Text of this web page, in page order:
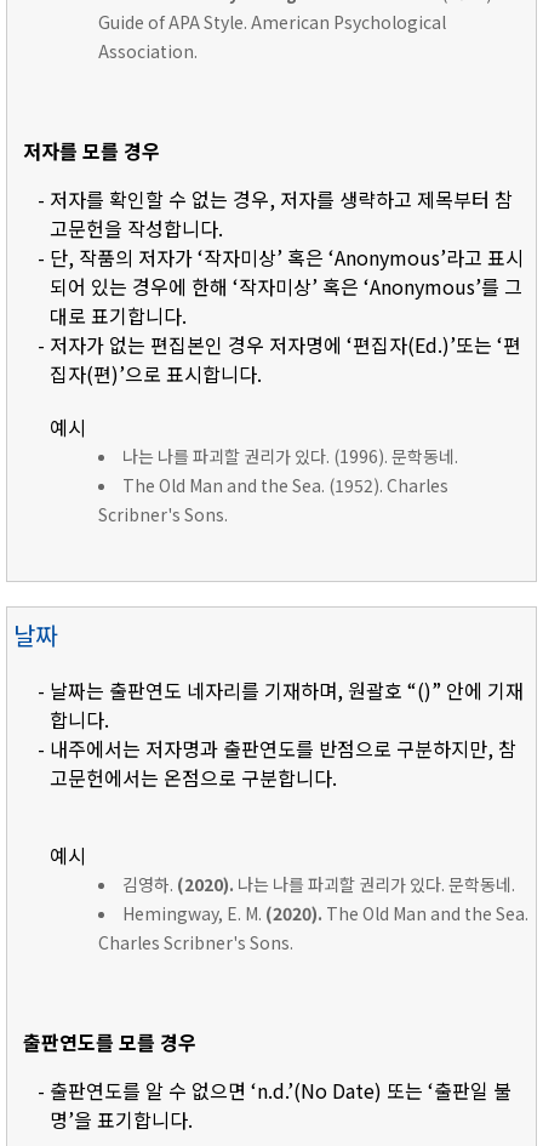
Guide of APA Style. American Psychological
Association.
저자를 모를 경우
- 저자를 확인할 수 없는 경우, 저자를 생략하고 제목부터 참
고문헌을 작성합니다.
- 단, 작품의 저자가 ‘작자미상’ 혹은 ‘Anonymous’라고 표시
되어 있는 경우에 한해 ‘작자미상’ 혹은 ‘Anonymous’를 그
대로 표기합니다.
- 저자가 없는 편집본인 경우 저자명에 ‘편집자(Ed.)’또는 ‘편
집자(편)’으로 표시합니다.
예시
나는 나를 파괴할 권리가 있다. (1996). 문학동네.
The Old Man and the Sea. (1952). Charles
Scribner's Sons.
날짜
- 날짜는 출판연도 네자리를 기재하며, 원괄호 “()” 안에 기재
합니다.
- 내주에서는 저자명과 출판연도를 반점으로 구분하지만, 참
고문헌에서는 온점으로 구분합니다.
예시
김영하. (2020). 나는 나를 파괴할 권리가 있다. 문학동네.
Hemingway, E. M. (2020). The Old Man and the Sea.
Charles Scribner's Sons.
출판연도를 모를 경우
- 출판연도를 알 수 없으면 ‘n.d.’(No Date) 또는 ‘출판일 불
명’을 표기합니다.